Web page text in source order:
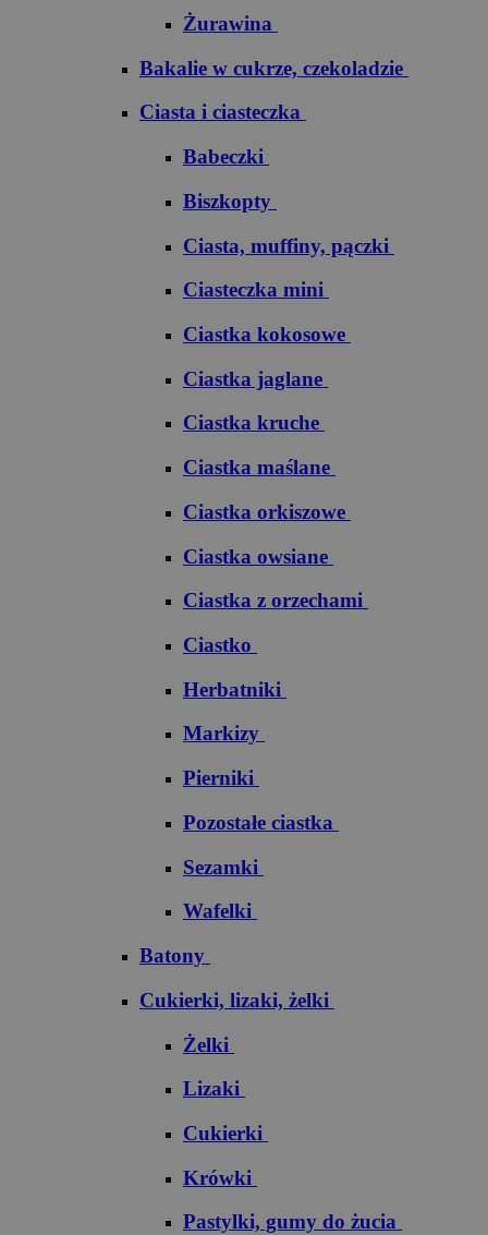
Żurawina
Bakalie w cukrze, czekoladzie
Ciasta i ciasteczka
Babeczki
Biszkopty
Ciasta, muffiny, pączki
Ciasteczka mini
Ciastka kokosowe
Ciastka jaglane
Ciastka kruche
Ciastka maślane
Ciastka orkiszowe
Ciastka owsiane
Ciastka z orzechami
Ciastko
Herbatniki
Markizy
Pierniki
Pozostałe ciastka
Sezamki
Wafelki
Batony
Cukierki, lizaki, żelki
Żelki
Lizaki
Cukierki
Krówki
Pastylki, gumy do żucia